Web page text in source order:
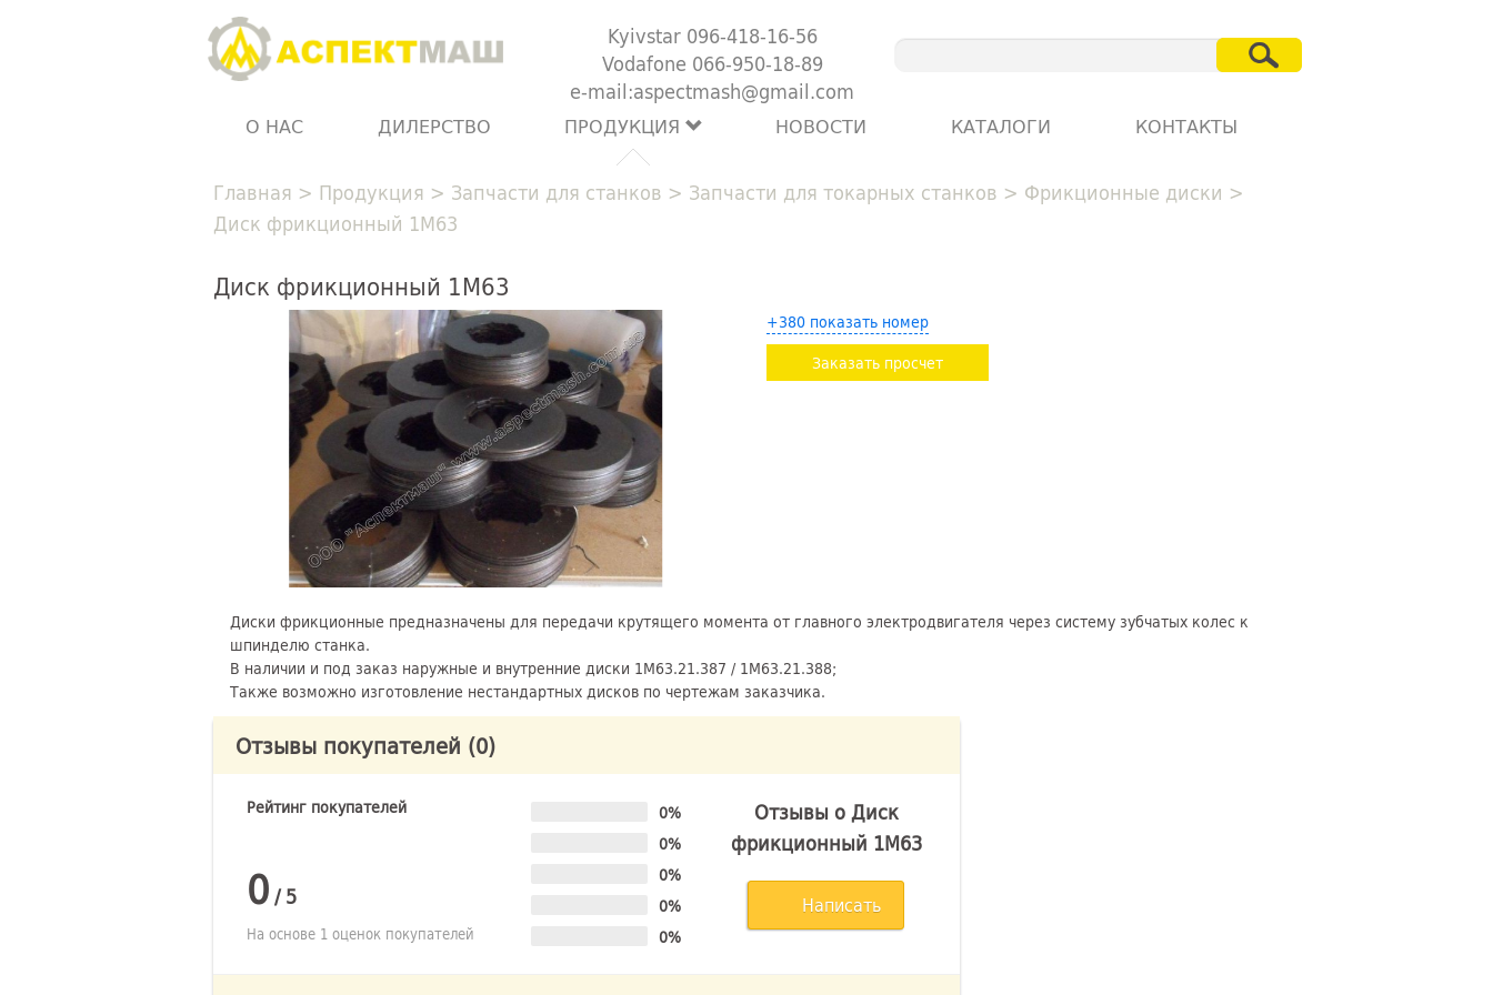
Kyivstar 096-418-16-56
Vodafone 066-950-18-89
e-mail:aspectmash@gmail.com
О НАС ДИЛЕРСТВО ПРОДУКЦИЯ НОВОСТИ КАТАЛОГИ КОНТАКТЫ
Главная > Продукция > Запчасти для станков > Запчасти для токарных станков > Фрикционные диски >
Диск фрикционный 1М63
Диск фрикционный 1М63
+380 показать номер
Заказать просчет
Диски фрикционные предназначены для передачи крутящего момента от главного электродвигателя через систему зубчатых колес к
шпинделю станка.
В наличии и под заказ наружные и внутренние диски 1М63.21.387 / 1М63.21.388;
Также возможно изготовление нестандартных дисков по чертежам заказчика.
Отзывы покупателей (0)
Рейтинг покупателей
0/5
На основе 1 оценок покупателей
0%
0%
0%
0%
0%
Отзывы о Диск
фрикционный 1М63
Написать